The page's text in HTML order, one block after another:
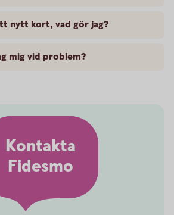
nytt kort, vad gör jag?
mig vid problem?
Kontakta
Fidesmo